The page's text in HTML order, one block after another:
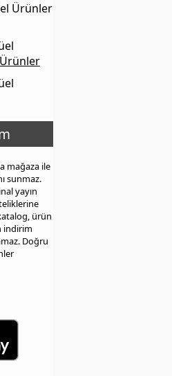
Ürünler
mağaza ile
sunmaz.
yayın
ürün
indirim
Doğru